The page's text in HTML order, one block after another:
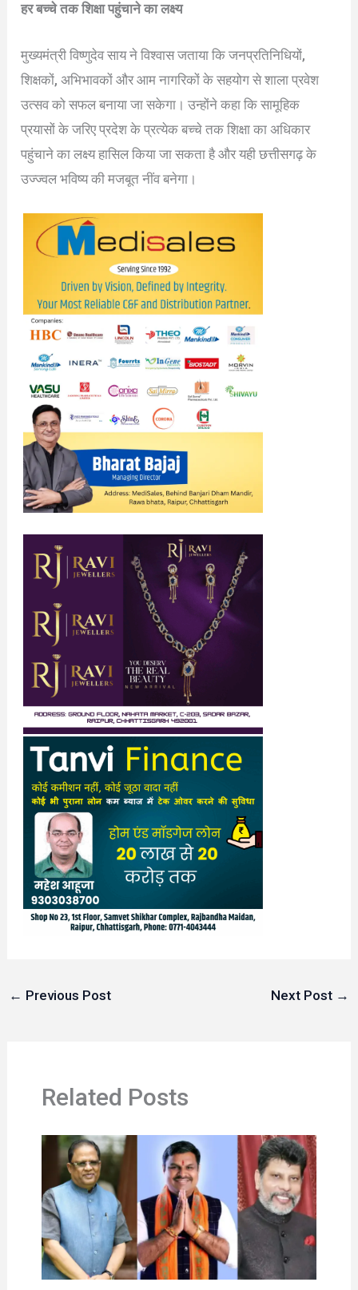
हर बच्चे तक शिक्षा पहुंचाने का लक्ष्य
मुख्यमंत्री विष्णुदेव साय ने विश्वास जताया कि जनप्रतिनिधियों,
शिक्षकों, अभिभावकों और आम नागरिकों के सहयोग से शाला प्रवेश
उत्सव को सफल बनाया जा सकेगा। उन्होंने कहा कि सामूहिक
प्रयासों के जरिए प्रदेश के प्रत्येक बच्चे तक शिक्षा का अधिकार
पहुंचाने का लक्ष्य हासिल किया जा सकता है और यही छत्तीसगढ़ के
उज्ज्वल भविष्य की मजबूत नींव बनेगा।
← Previous Post Next Post →
Related Posts